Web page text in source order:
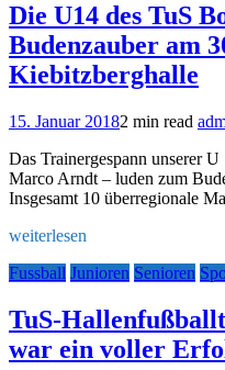
Die U14 des TuS
Budenzauber am
Kiebitzberghalle
15. Januar 20182 min read
Das Trainergespann unserer
Marco Arndt – luden zum
Insgesamt 10 überregionale
weiterlesen
Fussball Junioren Senioren
TuS-
war ein voller